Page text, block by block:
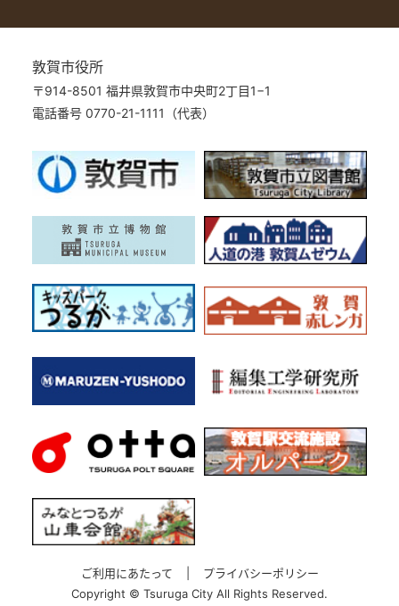
敦賀市役所
〒914-8501 福井県敦賀市中央町2丁目1−1
電話番号 0770-21-1111（代表）
ご利用にあたって
プライバシーポリシー
Copyright © Tsuruga City All Rights Reserved.